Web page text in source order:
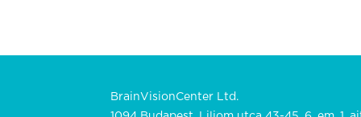
BrainVisionCenter Ltd.